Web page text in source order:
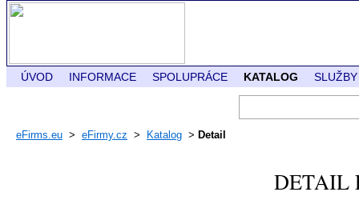
ÚVOD INFORMACE SPOLUPRÁCE KATALOG SLUŽBY
eFirms.eu > eFirmy.cz > Katalog > Detail
DETAIL